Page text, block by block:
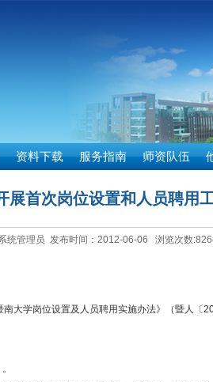
资料下载 服务指南 师资队伍
展首次岗位设置和人员聘用
统管理员 发布时间：2012-06-06 浏览次数:
大学岗位设置及人员聘用实施办法》（暨人〔